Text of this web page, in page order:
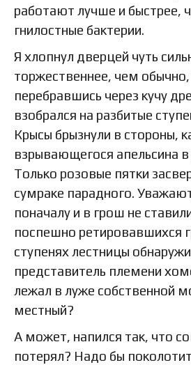
работают лучше и быстрее,
гнилостные бактерии.
Я хлопнул дверцей чуть
торжественнее, чем
перебравшись через кучу
взобрался на разбитые
Крысы брызнули в стороны,
взрывающегося апельсина в
Только розовые пятки
сумраке парадного.
поначалу и в грош не
поспешно ретировавшихся
ступенях лестницы
представитель племени
лежал в луже собственной
местный?
А может, напился так, что
потерял? Надо бы